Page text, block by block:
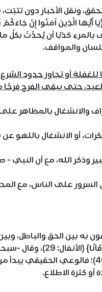
ونقل الأخبار دون تثبّت،
أَيُّهَا الَّذِينَ آمَنُوا إِنْ
-: «كَفَى بالمرءِ كذبًا أن يُحدِّثَ
والمواقف.
أو تجاوز حدود
حتى يبقى الفرح
والانشغال بالمظاهر
أو الانشغال باللهو عن
وذكر الله، مع أن النبي
السرور على الناس، مع
بين الحق والباطل، وبين
والضار، قال الله -تعالى-: {يَا أَيُّهَا الَّذِينَ آمَنُوا إِنْ تَتَّقُوا اللَّهَ يَجْعَلْ لَكُمْ
{فَإِنَّهَا لَا تَعْمَى الْأَبْصَارُ وَلَكِنْ تَعْمَى الْقُلُوبُ الَّتِي فِي الصُّدُورِ} (الحج: 46)؛ فالوعي
كثرة الاطلاع.